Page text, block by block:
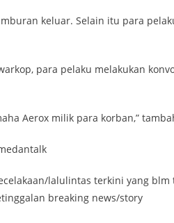
keluar. Selain itu para
para pelaku melakukan
Aerox milik para korban,”
lalulintas terkini yang
breaking news/story